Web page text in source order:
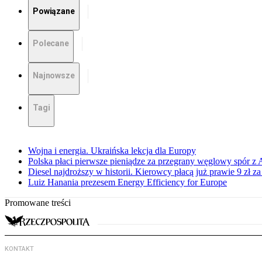
Powiązane
Polecane
Najnowsze
Tagi
Wojna i energia. Ukraińska lekcja dla Europy
Polska płaci pierwsze pieniądze za przegrany węglowy spór z
Diesel najdroższy w historii. Kierowcy płacą już prawie 9 zł
Luiz Hanania prezesem Energy Efficiency for Europe
Promowane treści
KONTAKT